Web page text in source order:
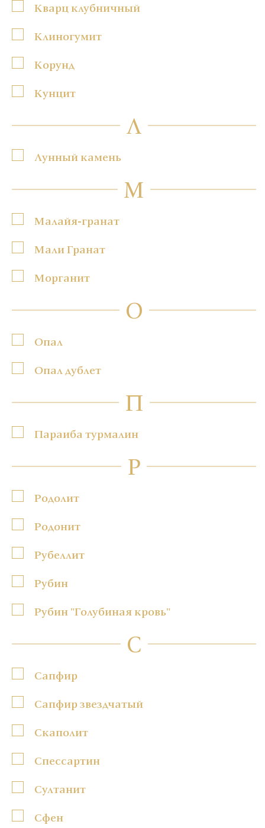
Кварц клубничный
Клиногумит
Корунд
Кунцит
Л
Лунный камень
М
Малайя-гранат
Мали Гранат
Морганит
О
Опал
Опал дублет
П
Параиба турмалин
Р
Родолит
Родонит
Рубеллит
Рубин
Рубин "Голубиная кровь"
С
Сапфир
Сапфир звездчатый
Скаполит
Спессартин
Султанит
Сфен